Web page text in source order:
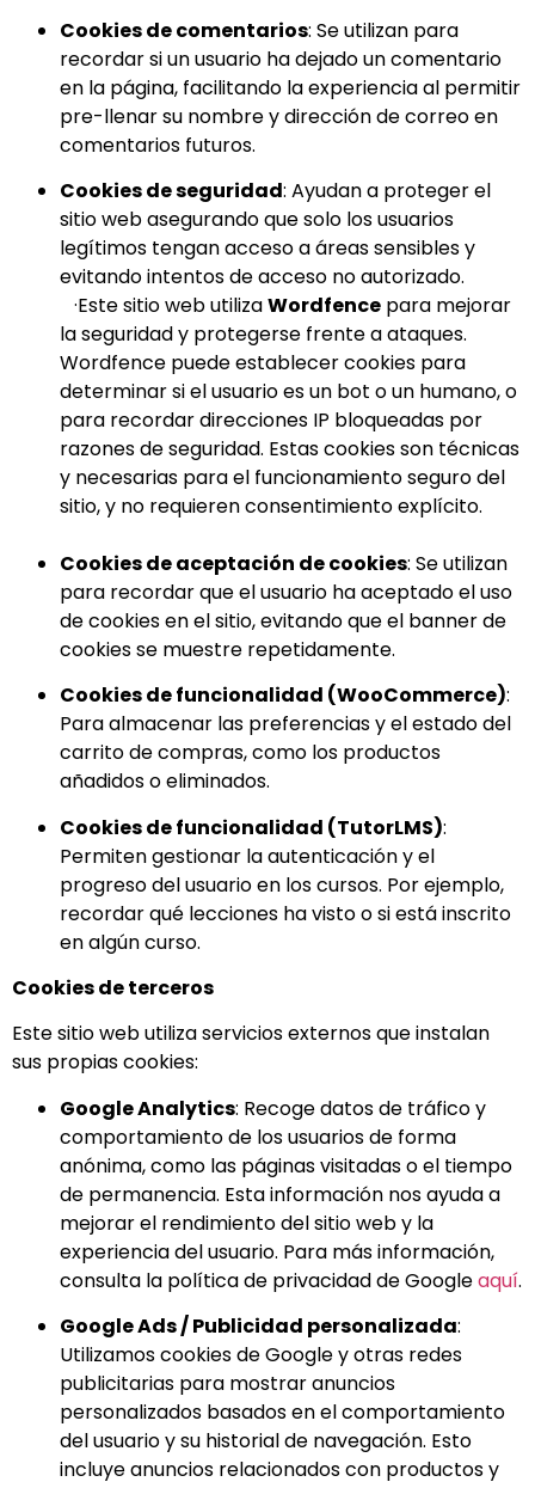
Cookies de comentarios: Se utilizan para
recordar si un usuario ha dejado un comentario
en la página, facilitando la experiencia al permitir
pre-llenar su nombre y dirección de correo en
comentarios futuros.
Cookies de seguridad: Ayudan a proteger el
sitio web asegurando que solo los usuarios
legítimos tengan acceso a áreas sensibles y
evitando intentos de acceso no autorizado.
·Este sitio web utilizaWordfence para mejorar
la seguridad y protegerse frente a ataques.
Wordfence puede establecer cookies para
determinar si el usuario es un bot o un humano, o
para recordar direcciones IP bloqueadas por
razones de seguridad. Estas cookies son técnicas
y necesarias para el funcionamiento seguro del
sitio, y no requieren consentimiento explícito.
Cookies de aceptación de cookies: Se utilizan
para recordar que el usuario ha aceptado el uso
de cookies en el sitio, evitando que el banner de
cookies se muestre repetidamente.
Cookies de funcionalidad (WooCommerce):
Para almacenar las preferencias y el estado del
carrito de compras, como los productos
añadidos o eliminados.
Cookies de funcionalidad (TutorLMS):
Permiten gestionar la autenticación y el
progreso del usuario en los cursos. Por ejemplo,
recordar qué lecciones ha visto o si está inscrito
en algún curso.
Cookies de terceros
Este sitio web utiliza servicios externos que instalan
sus propias cookies:
Google Analytics: Recoge datos de tráfico y
comportamiento de los usuarios de forma
anónima, como las páginas visitadas o el tiempo
de permanencia. Esta información nos ayuda a
mejorar el rendimiento del sitio web y la
experiencia del usuario. Para más información,
consulta la política de privacidad de Googleaquí.
Google Ads / Publicidad personalizada:
Utilizamos cookies de Google y otras redes
publicitarias para mostrar anuncios
personalizados basados en el comportamiento
del usuario y su historial de navegación. Esto
incluye anuncios relacionados con productos y